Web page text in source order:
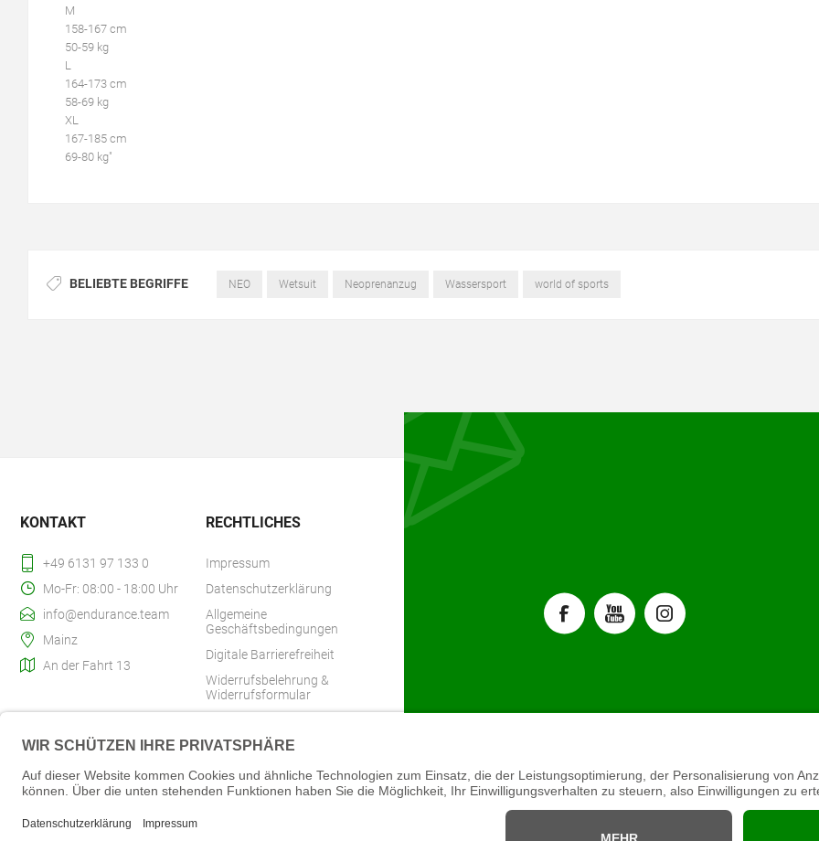
M
158-167 cm
50-59 kg
L
164-173 cm
58-69 kg
XL
167-185 cm
69-80 kg"
BELIEBTE BEGRIFFE NEO Wetsuit Neoprenanzug Wassersport world of sports
KONTAKT
+49 6131 97 133 0
Mo-Fr: 08:00 - 18:00 Uhr
info@endurance.team
Mainz
An der Fahrt 13
RECHTLICHES
Impressum
Datenschutzerklärung
Allgemeine
Geschäftsbedingungen
Digitale Barrierefreiheit
Widerrufsbelehrung &
Widerrufsformular